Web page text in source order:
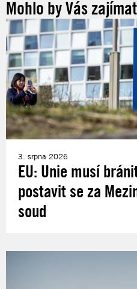
Mohlo by Vás zajímat
3. srpna 2026
EU: Unie musí
postavit se za
soud